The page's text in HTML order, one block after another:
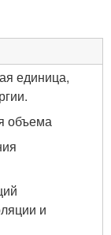
единица,
объема
и